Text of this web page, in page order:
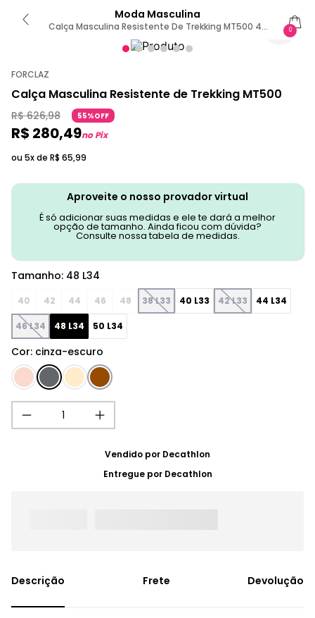
Moda Masculina
Calça Masculina Resistente De Trekking MT500 48
L34 / Cinza-Escuro
0
FORCLAZ
Calça Masculina Resistente de Trekking MT500
R$ 626,98 55%OFF
R$ 280,49no Pix
ou 5x de R$ 65,99
Aproveite o nosso provador virtual
É só adicionar suas medidas e ele te dará a melhor
opção de tamanho. Ainda ficou com dúvida?
Consulte nossa tabela de medidas.
Cor: cinza-escuro
Tamanho: 48 L34
40 42 44 46 48 38 L33 40 L33 42 L33 44 L34
46 L34 48 L34 50 L34
Vendido por Decathlon
Entregue por Decathlon
Frete Devolução